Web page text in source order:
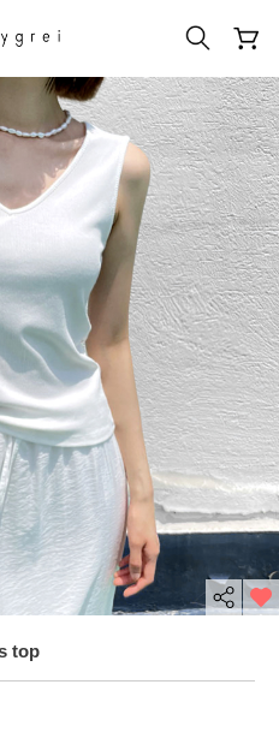
索词
#아나이스 제작
송 #BEST OF BEST
top